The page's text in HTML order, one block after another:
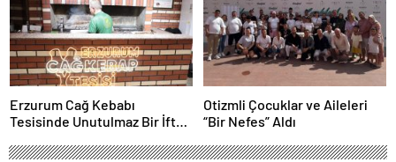
Erzurum Cağ Kebabı
Tesisinde Unutulmaz Bir İftar
Otizmli Çocuklar ve Aileleri
“Bir Nefes” Aldı